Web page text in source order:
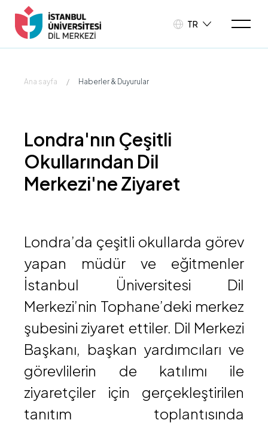
TR
Ana sayfa / Haberler & Duyurular
Londra'nın Çeşitli
Okullarından Dil
Merkezi'ne Ziyaret
Londra’da çeşitli okullarda görev
yapan müdür ve eğitmenler
İstanbul Üniversitesi Dil
Merkezi’nin Tophane’deki merkez
şubesini ziyaret ettiler. Dil Merkezi
Başkanı, başkan yardımcıları ve
görevlilerin de katılımı ile
ziyaretçiler için gerçekleştirilen
tanıtım toplantısında